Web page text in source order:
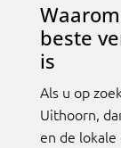
beste
is
Als u op
Uithoorn,
en de